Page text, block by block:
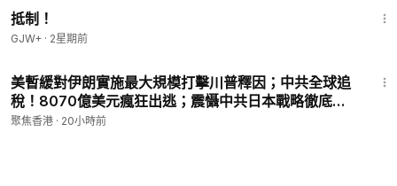
抵制！
GJW+ · 2星期前
美暫緩對伊朗實施最大規模打擊川普釋因；中共全球追
稅！8070億美元瘋狂出逃；震懾中共日本戰略徹底變
了！遠程反艦飛彈正式亮劍；丹麥19歲公主服兵役獨自
聚焦香港 · 20小時前